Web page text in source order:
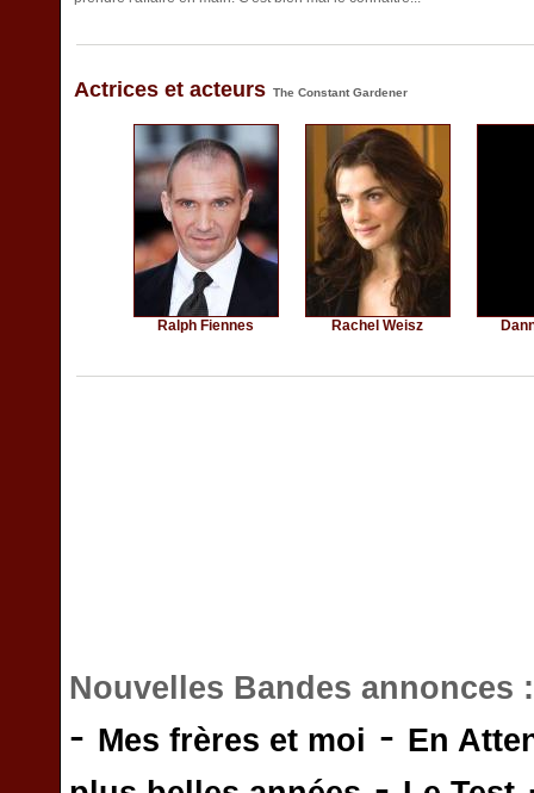
Actrices et acteurs The Constant Gardener
Ralph Fiennes Rachel Weisz
Nouvelles Bandes annonces
- Mes frères et moi - En